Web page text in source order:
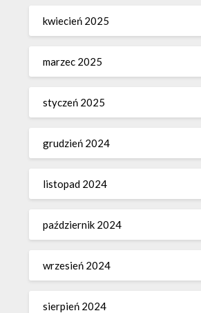
kwiecień 2025
marzec 2025
styczeń 2025
grudzień 2024
listopad 2024
październik 2024
wrzesień 2024
sierpień 2024